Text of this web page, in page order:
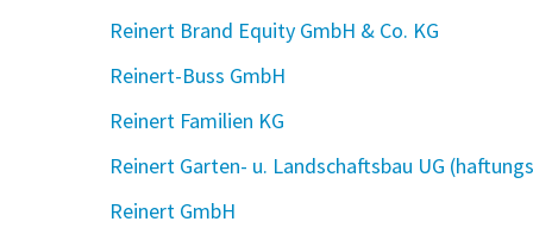
Reinert Brand Equity GmbH & Co. KG
Reinert-Buss GmbH
Reinert Familien KG
Reinert Garten- u. Landschaftsbau UG
Reinert GmbH